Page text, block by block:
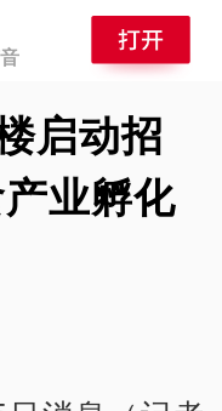
启动招
业孵化